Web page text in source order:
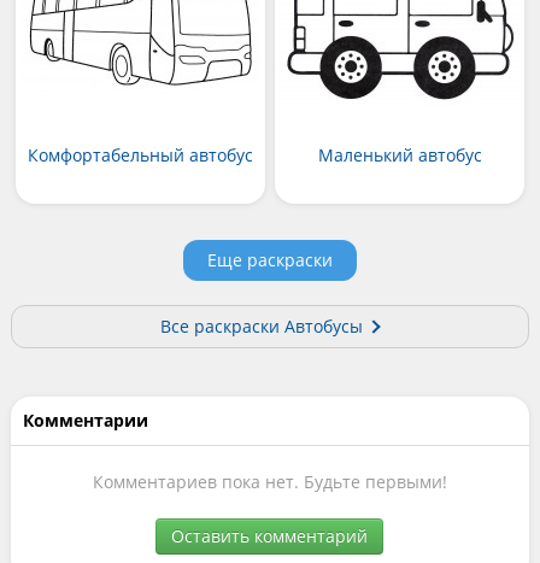
Комфортабельный автобус Маленький автобус
Еще раскраски
Все раскраски Автобусы
Комментарии
Комментариев пока нет. Будьте первыми!
Оставить комментарий